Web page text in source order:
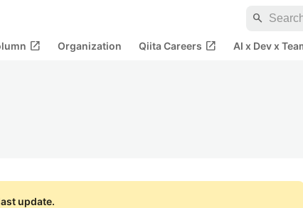
search
open_in_new Organization Qiita Careers open_in_new AI x Dev x
update.